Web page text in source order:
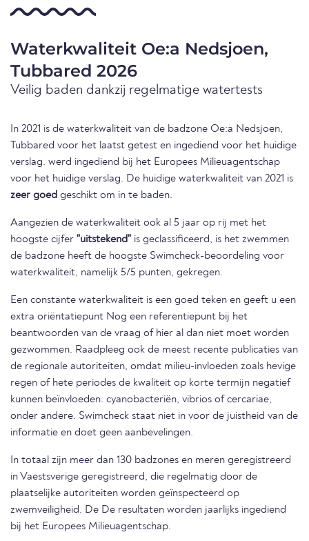
Waterkwaliteit Oe:a Nedsjoen,
Tubbared 2026
Veilig baden dankzij regelmatige watertests
In 2021 is de waterkwaliteit van de badzone Oe:a Nedsjoen,
Tubbared voor het laatst getest en ingediend voor het huidige
verslag. werd ingediend bij het Europees Milieuagentschap
voor het huidige verslag. De huidige waterkwaliteit van 2021 is
zeer goed geschikt om in te baden.
Aangezien de waterkwaliteit ook al 5 jaar op rij met het
hoogste cijfer "uitstekend" is geclassificeerd, is het zwemmen
de badzone heeft de hoogste Swimcheck-beoordeling voor
waterkwaliteit, namelijk 5/5 punten, gekregen.
Een constante waterkwaliteit is een goed teken en geeft u een
extra oriëntatiepunt Nog een referentiepunt bij het
beantwoorden van de vraag of hier al dan niet moet worden
gezwommen. Raadpleeg ook de meest recente publicaties van
de regionale autoriteiten, omdat milieu-invloeden zoals hevige
regen of hete periodes de kwaliteit op korte termijn negatief
kunnen beïnvloeden. cyanobacteriën, vibrios of cercariae,
onder andere. Swimcheck staat niet in voor de juistheid van de
informatie en doet geen aanbevelingen.
In totaal zijn meer dan 130 badzones en meren geregistreerd
in Vaestsverige geregistreerd, die regelmatig door de
plaatselijke autoriteiten worden geïnspecteerd op
zwemveiligheid. De De resultaten worden jaarlijks ingediend
bij het Europees Milieuagentschap.